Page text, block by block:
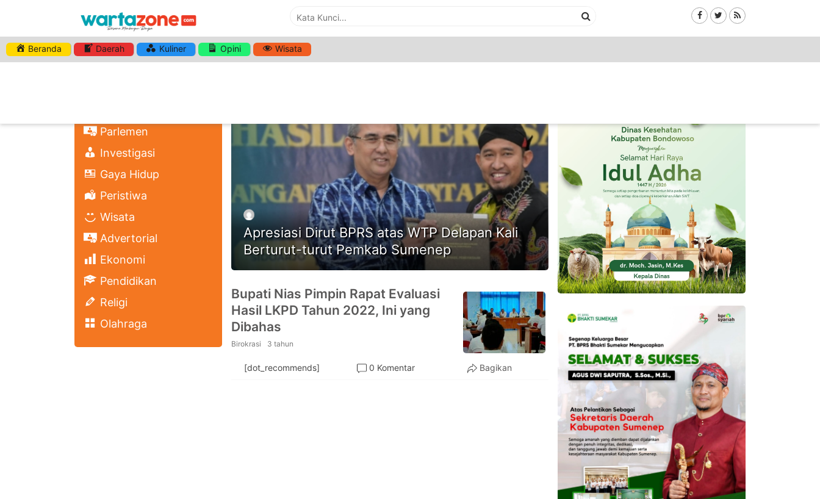
Beranda Daerah Kuliner Opini Wisata
Parlemen
Investigasi
Gaya Hidup
Peristiwa
Wisata
Advertorial
Ekonomi
Pendidikan
Religi
Olahraga
HASHTAG:LKPD
Apresiasi Dirut BPRS atas WTP Delapan Kali
Berturut-turut Pemkab Sumenep
Bupati Nias Pimpin Rapat Evaluasi
Hasil LKPD Tahun 2022, Ini yang
Dibahas
Birokrasi 3 tahun
[dot_recommends] 0 Komentar Bagikan